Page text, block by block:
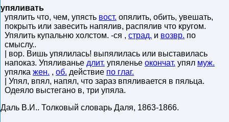
упяливать
упялить что, чем, упясть вост. опялить, обить, увешать,
покрыть или завесить напялив, распялив что кругом.
Упялить купальню холстом. -ся , страд. и возвр. по
смыслу..
| вор. Вишь упялилась! выпялилась или выставилась
напоказ. Упяливанье длит. упяленье окончат. упял муж.
упялка жен. , об. действие по глаг.
| Упял, впял, напял, что зараз впяливается в пяльца.
Одеяло выстегано в, три упяла.
Даль В.И.. Толковый словарь Даля, 1863-1866.